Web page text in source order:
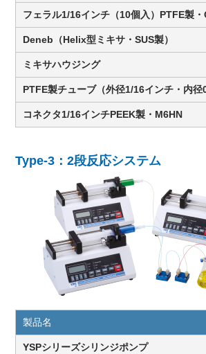
フェラル1/16インチ（10個入）PTFE製・
Deneb（Helix型ミキサ・SUS製）
ミキサハウジング
PTFE製チューブ（外径1/16インチ・内径
コネクタ1/16インチPEEK製・M6HN
Type-3：2段反応システム
製品名
YSPシリーズシリンジポンプ